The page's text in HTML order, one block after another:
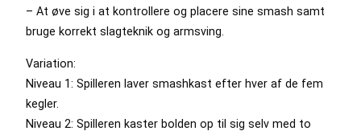
– At øve sig i at kontrollere og placere sine smash samt
bruge korrekt slagteknik og armsving.
Variation:
Niveau 1: Spilleren laver smashkast efter hver af de fem
kegler.
Niveau 2: Spilleren kaster bolden op til sig selv med to